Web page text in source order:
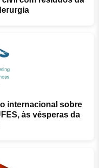
internacional sobre
às vésperas da